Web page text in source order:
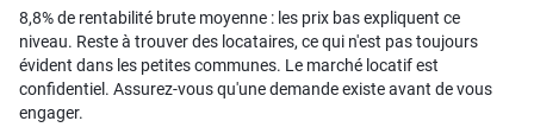
8,8% de rentabilité brute moyenne : les prix bas expliquent ce
niveau. Reste à trouver des locataires, ce qui n'est pas toujours
évident dans les petites communes. Le marché locatif est
confidentiel. Assurez-vous qu'une demande existe avant de vous
engager.